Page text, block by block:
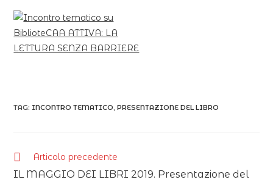
TAG: INCONTRO TEMATICO, PRESENTAZIONE DEL LIBRO
Articolo precedente
IL MAGGIO DEI LIBRI 2019. Presentazione del